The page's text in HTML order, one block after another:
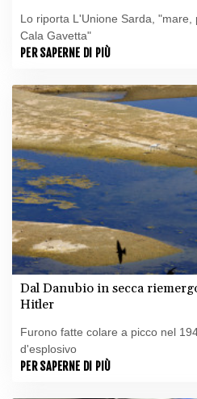
Lo riporta L'Unione Sarda,
Cala Gavetta"
PER SAPERNE DI PIÙ
Dal Danubio in secca
Hitler
Furono fatte colare a picco nel
d'esplosivo
PER SAPERNE DI PIÙ